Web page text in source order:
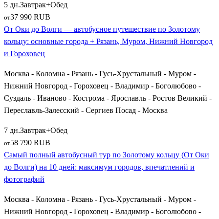
5 дн.Завтрак+Обед
от37 990 RUB
От Оки до Волги — автобусное путешествие по Золотому
кольцу: основные города + Рязань, Муром, Нижний Новгород
и Гороховец
Москва - Коломна - Рязань - Гусь-Хрустальный - Муром -
Нижний Новгород - Гороховец - Владимир - Боголюбово -
Суздаль - Иваново - Кострома - Ярославль - Ростов Великий -
Переславль-Залесский - Сергиев Посад - Москва
7 дн.Завтрак+Обед
от58 790 RUB
Самый полный автобусный тур по Золотому кольцу (От Оки
до Волги) на 10 дней: максимум городов, впечатлений и
фотографий
Москва - Коломна - Рязань - Гусь-Хрустальный - Муром -
Нижний Новгород - Гороховец - Владимир - Боголюбово -